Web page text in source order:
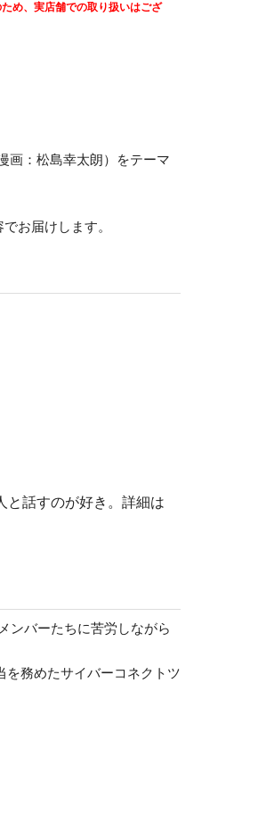
め、実店舗での取り扱いはござ
画：松島幸太朗）をテーマ
お届けします。
と話すのが好き。詳細は
ンバーたちに苦労しながら
務めたサイバーコネクトツ